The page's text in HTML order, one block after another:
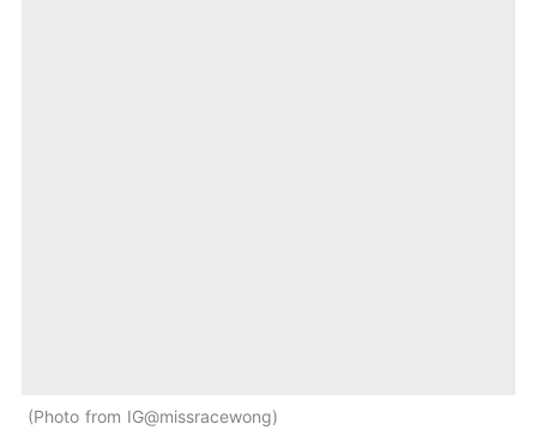
Photo from IG@missracewong